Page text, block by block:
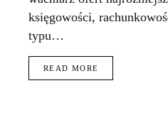
księgowości,
typu…
READ MORE